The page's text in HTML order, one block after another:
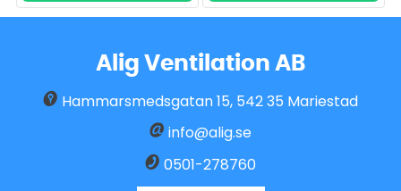
Alig Ventilation AB
Hammarsmedsgatan 15, 542 35 Mariestad
info@alig.se
0501-278760